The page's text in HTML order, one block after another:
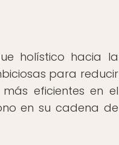
holístico hacia la
para reducir
eficientes en el
en su cadena de